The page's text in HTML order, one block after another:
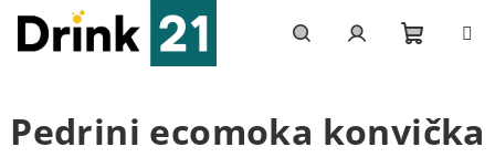
obsah
košík
Pedrini ecomoka konvička